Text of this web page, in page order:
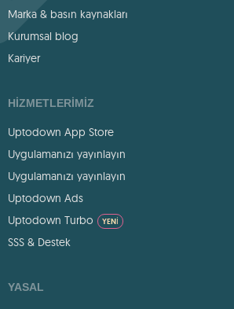
Marka & basın kaynakları
Kurumsal blog
Kariyer
HIZMETLERIMIZ
Uptodown App Store
Uygulamanızı yayınlayın
Uygulamanızı yayınlayın
Uptodown Ads
Uptodown Turbo
YENI
SSS & Destek
YASAL